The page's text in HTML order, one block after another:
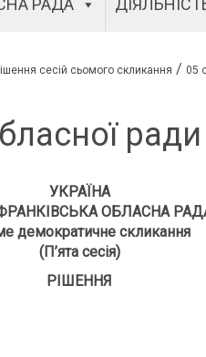
РАДА
сесій сьомого скликання / 05
ради
УКРАЇНА
ОБЛАСНА
демократичне скликання
(П’ята сесія)
РІШЕННЯ